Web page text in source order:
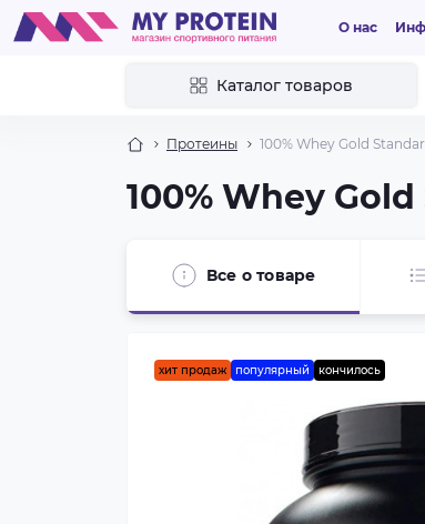
О нас
Каталог товаров
Протеины 100% Whey Gold
100% Whey
Все о товаре
хит продаж популярный кончилось